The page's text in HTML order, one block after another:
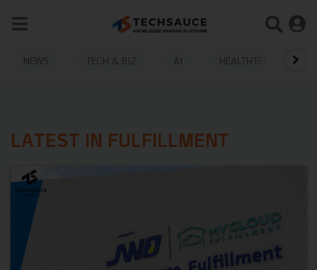
NEWS TECH & BIZ AI HEALTHTECH
LATEST IN FULFILLMENT